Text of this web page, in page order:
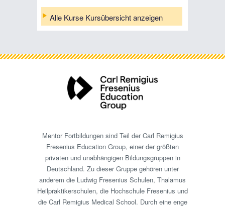
Alle Kurse Kursübersicht anzeigen
Mentor Fortbildungen sind Teil der Carl Remigius
Fresenius Education Group, einer der größten
privaten und unabhängigen Bildungsgruppen in
Deutschland. Zu dieser Gruppe gehören unter
anderem die Ludwig Fresenius Schulen, Thalamus
Heilpraktikerschulen, die Hochschule Fresenius und
die Carl Remigius Medical School. Durch eine enge